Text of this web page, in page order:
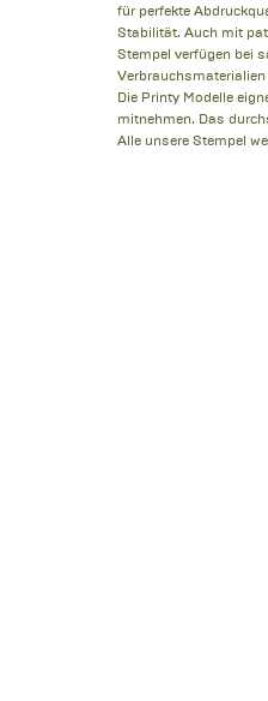
für perfekte
Stabilität. Auch mit
Stempel verfügen bei
Die Printy Modelle
mitnehmen. Das
Alle unsere Stempel